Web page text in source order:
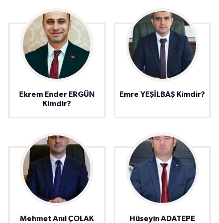
Ekrem Ender ERGÜN
Kimdir?
Emre YEŞİLBAŞ Kimdir?
Mehmet Anıl ÇOLAK
Hüseyin ADATEPE